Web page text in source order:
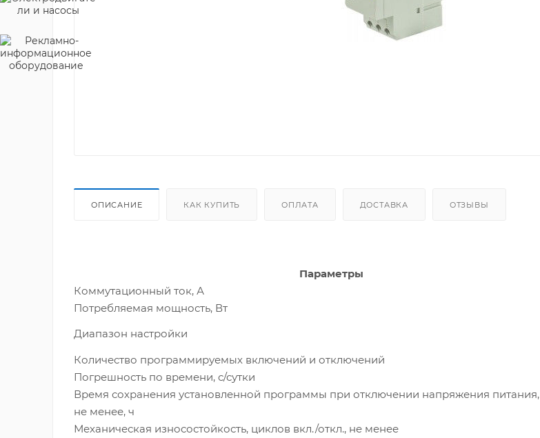
ОПИСАНИЕ КАК КУПИТЬ ОПЛАТА ДОСТАВКА ОТЗЫВЫ
Параметры
Коммутационный ток, А
Потребляемая мощность, Вт
Диапазон настройки
Количество программируемых включений и отключений
Погрешность по времени, с/сутки
Время сохранения установленной программы при отключении напряжения питания,
не менее, ч
Механическая износостойкость, циклов вкл./откл., не менее